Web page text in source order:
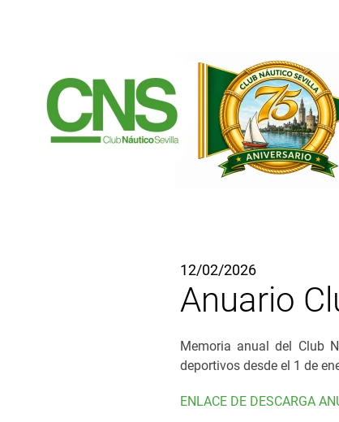
12/02/2026
Anuario
Memoria anual del Club
deportivos desde el 1 de
ENLACE DE DESCARGA